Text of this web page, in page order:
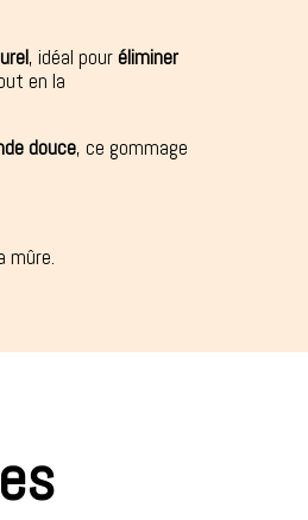
, idéal pouréliminer
en la
douce, ce gommage
mûre.